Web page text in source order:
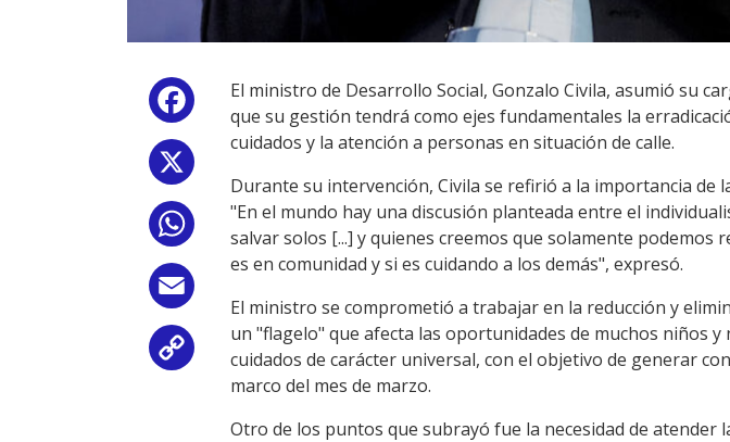
Facebook
WhatsApp
Copy
Link
El ministro de Desarrollo Social, Gonzalo Civila, asumió su
que su gestión tendrá como ejes fundamentales la
cuidados y la atención a personas en situación de calle.
Durante su intervención, Civila se refirió a la importancia de
"En el mundo hay una discusión planteada entre el
salvar solos [...] y quienes creemos que solamente
es en comunidad y si es cuidando a los demás", expresó.
El ministro se comprometió a trabajar en la reducción y
un "flagelo" que afecta las oportunidades de muchos niños
cuidados de carácter universal, con el objetivo de generar
marco del mes de marzo.
Otro de los puntos que subrayó fue la necesidad de atender